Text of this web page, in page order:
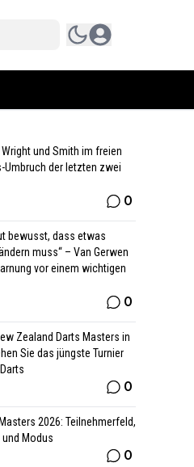
und Smith im freien
Umbruch der letzten zwei
0
bewusst, dass etwas
muss“ – Van Gerwen
vor einem wichtigen
0
Zealand Darts Masters in
Sie das jüngste Turnier
0
2026: Teilnehmerfeld,
Modus
0